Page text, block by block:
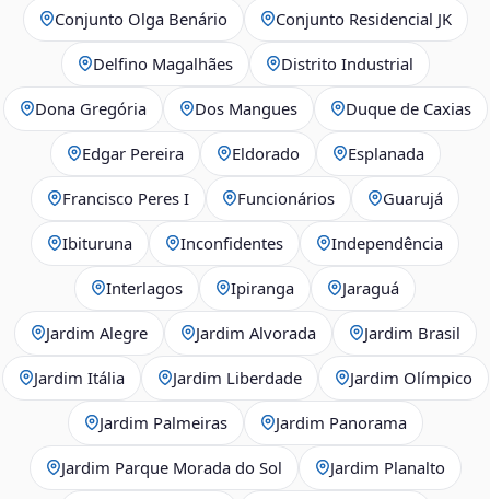
Conjunto Olga Benário Conjunto Residencial JK
Delfino Magalhães Distrito Industrial
Dona Gregória Dos Mangues Duque de Caxias
Edgar Pereira Eldorado Esplanada
Francisco Peres I Funcionários Guarujá
Ibituruna Inconfidentes Independência
Interlagos Ipiranga Jaraguá
Jardim Alegre Jardim Alvorada Jardim Brasil
Jardim Itália Jardim Liberdade Jardim Olímpico
Jardim Palmeiras Jardim Panorama
Jardim Parque Morada do Sol Jardim Planalto